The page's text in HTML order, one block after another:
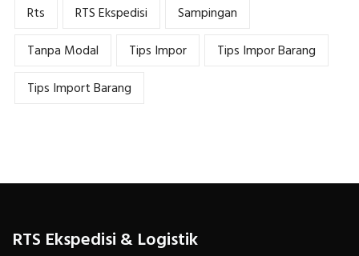
Rts
RTS Ekspedisi
Sampingan
Tanpa Modal
Tips Impor
Tips Impor Barang
Tips Import Barang
RTS Ekspedisi & Logistik